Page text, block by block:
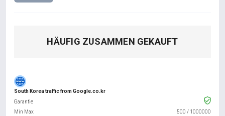
HÄUFIG ZUSAMMEN GEKAUFT
South Korea traffic from Google.co.kr
Garantie
Min Max
500 / 1000000